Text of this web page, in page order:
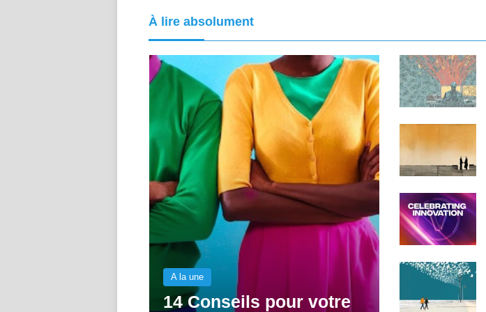
À lire absolument
A la une
14 Conseils pour votre